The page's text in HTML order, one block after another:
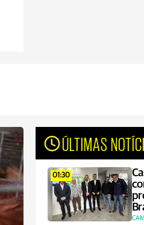
ÚLTIMAS
01:30